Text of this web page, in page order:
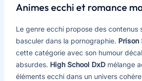
Animes ecchi et romance
Le genre ecchi propose des contenus
basculer dans la pornographie. Prison
cette catégorie avec son humour
absurdes. High School DxDmélange
éléments ecchi dans un univers